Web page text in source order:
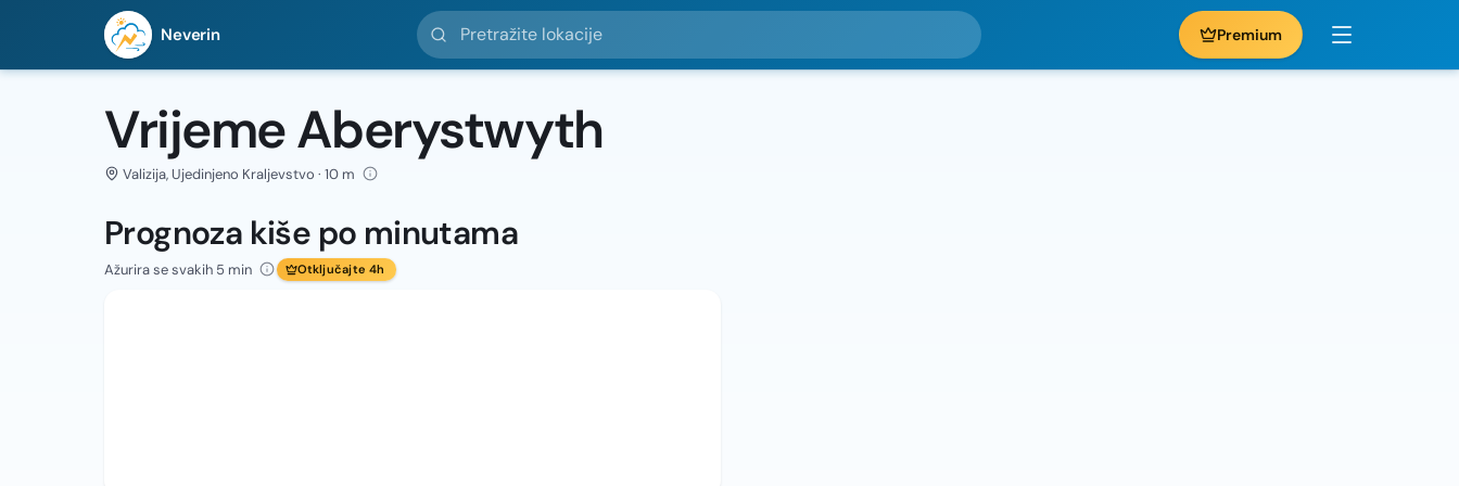
Neverin
Pretražite lokacije
Premium
Vrijeme Aberystwyth
Valizija, Ujedinjeno Kraljevstvo · 10 m
Prognoza kiše po minutama
Ažurira se svakih 5 min Otključajte 4h